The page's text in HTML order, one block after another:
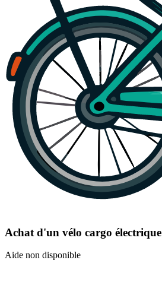
Achat d'un vélo cargo électrique
Aide non disponible